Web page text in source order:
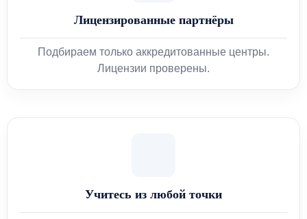
Лицензированные партнёры
Подбираем только аккредитованные центры.
Лицензии проверены.
Учитесь из любой точки